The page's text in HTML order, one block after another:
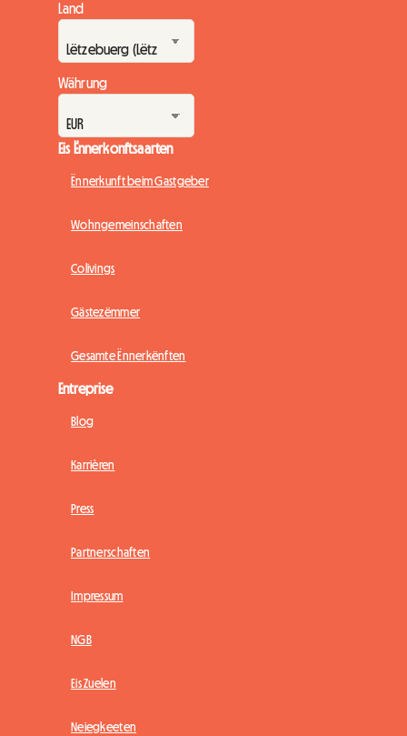
Land
Währung
Eis Ënnerkonftsaarten
Ënnerkunft beim Gastgeber
Wohngemeinschaften
Colivings
Gästezëmmer
Gesamte Ënnerkënften
Entreprise
Blog
Karrièren
Press
Partnerschaften
Impressum
NGB
Eis Zuelen
Neiegkeeten